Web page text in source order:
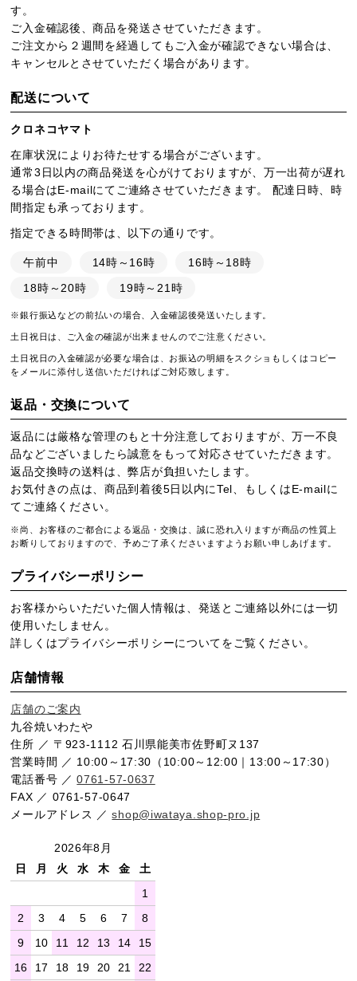
す。
ご入金確認後、商品を発送させていただきます。
ご注文から２週間を経過してもご入金が確認できない場合は、
キャンセルとさせていただく場合があります。
配送について
クロネコヤマト
在庫状況によりお待たせする場合がございます。
通常3日以内の商品発送を心がけておりますが、万一出荷が遅れ
る場合はE-mailにてご連絡させていただきます。 配達日時、時
間指定も承っております。
指定できる時間帯は、以下の通りです。
午前中 14時～16時
16時～18時
18時～20時
19時～21時
※銀行振込などの前払いの場合、入金確認後発送いたします。
土日祝日は、ご入金の確認が出来ませんのでご注意ください。
土日祝日の入金確認が必要な場合は、お振込の明細をスクショもしくはコピー
をメールに添付し送信いただければご対応致します。
返品・交換について
返品には厳格な管理のもと十分注意しておりますが、万一不良
品などございましたら誠意をもって対応させていただきます。
返品交換時の送料は、弊店が負担いたします。
お気付きの点は、商品到着後5日以内にTel、もしくはE-mailに
てご連絡ください。
※尚、お客様のご都合による返品・交換は、誠に恐れ入りますが商品の性質上
お断りしておりますので、予めご了承くださいますようお願い申しあげます。
プライバシーポリシー
お客様からいただいた個人情報は、発送とご連絡以外には一切
使用いたしません。
詳しくはプライバシーポリシーについてをご覧ください。
店舗情報
店舗のご案内
九谷焼いわたや
住所 ／ 〒923-1112 石川県能美市佐野町ヌ137
営業時間 ／ 10:00～17:30（10:00～12:00｜13:00～17:30）
電話番号 ／0761-57-0637
FAX ／ 0761-57-0647
メールアドレス ／shop@iwataya.shop-pro.jp
2026年8月
日
月 火 水 木 金
土
1
2
3 4 5 6 7
8
9
10 11 12 13 14
15
16
17 18 19 20 21 22